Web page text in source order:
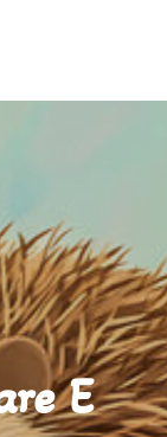
E